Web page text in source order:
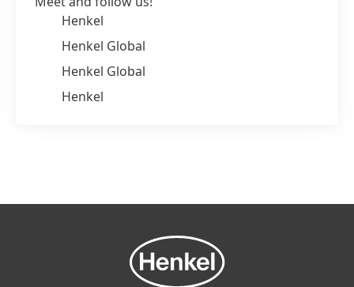
Henkel
Henkel Global
Henkel Global
Henkel